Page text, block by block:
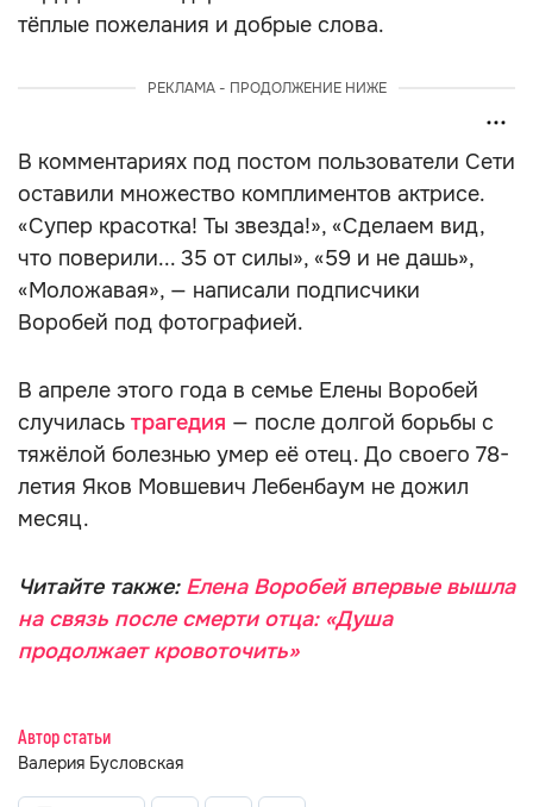
тёплые пожелания и добрые слова.
РЕКЛАМА - ПРОДОЛЖЕНИЕ НИЖЕ
В комментариях под постом пользователи Сети
оставили множество комплиментов актрисе.
«Супер красотка! Ты звезда!», «Сделаем вид,
что поверили... 35 от силы», «59 и не дашь»,
«Моложавая», — написали подписчики
Воробей под фотографией.
В апреле этого года в семье Елены Воробей
случилась трагедия — после долгой борьбы с
тяжёлой болезнью умер её отец. До своего 78-
летия Яков Мовшевич Лебенбаум не дожил
месяц.
Читайте также: Елена Воробей впервые вышла
на связь после смерти отца: «Душа
продолжает кровоточить»
Автор статьи
Валерия Бусловская